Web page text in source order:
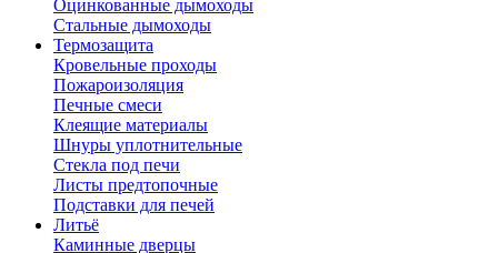
Оцинкованные дымоходы
Стальные дымоходы
Термозащита
Кровельные проходы
Пожароизоляция
Печные смеси
Клеящие материалы
Шнуры уплотнительные
Стекла под печи
Листы предтопочные
Подставки для печей
Литьё
Каминные дверцы